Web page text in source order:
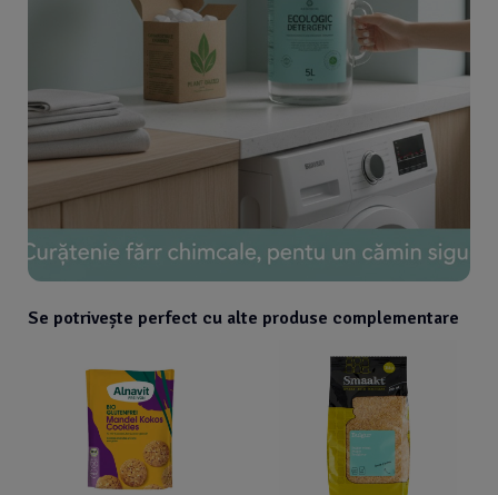
Se potrivește perfect cu alte produse complementare